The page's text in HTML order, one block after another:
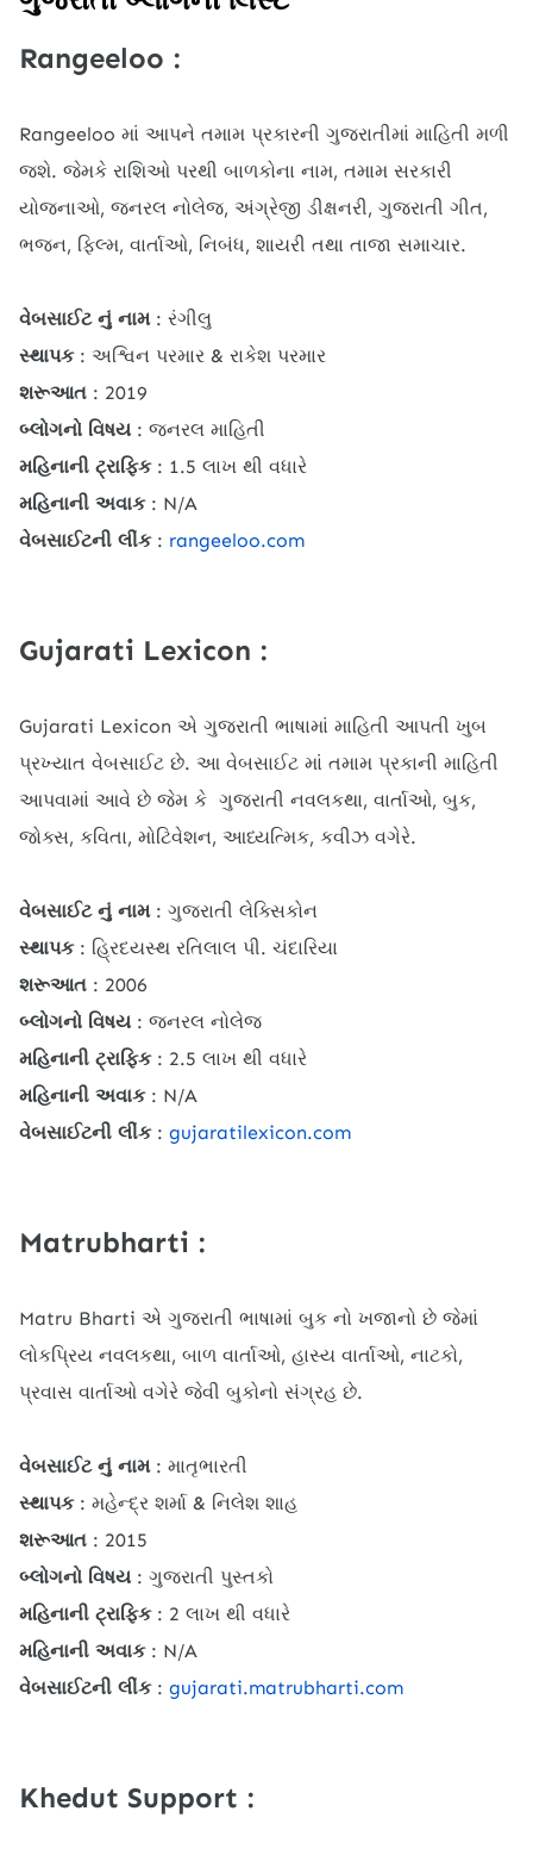
Rangeeloo :
Rangeeloo માં આપને તમામ પ્રકારની ગુજરાતીમાં માહિતી મળી
જશે. જેમકે રાશિઓ પરથી બાળકોના નામ, તમામ સરકારી
યોજનાઓ, જનરલ નોલેજ, અંગ્રેજી ડીક્ષનરી, ગુજરાતી ગીત,
ભજન, ફિલ્મ, વાર્તાઓ, નિબંધ, શાયરી તથા તાજા સમાચાર.
વેબસાઈટ નું નામ: રંગીલુ
સ્થાપક : અશ્વિન પરમાર & રાકેશ પરમાર
શરૂઆત : 2019
બ્લોગનો વિષય : જનરલ માહિતી
મહિનાની ટ્રાફિક: 1.5 લાખ થી વધારે
મહિનાની અવાક: N/A
વેબસાઈટની લીંક: rangeeloo.com
Gujarati Lexicon :
Gujarati Lexicon એ ગુજરાતી ભાષામાં માહિતી આપતી ખુબ
પ્રખ્યાત વેબસાઈટ છે. આ વેબસાઈટ માં તમામ પ્રકાની માહિતી
આપવામાં આવે છે જેમ કે ગુજરાતી નવલકથા, વાર્તાઓ, બુક,
જોક્સ, કવિતા, મોટિવેશન, આધ્યત્મિક, કવીઝ વગેરે.
વેબસાઈટ નું નામ: ગુજરાતી લેક્સિકોન
સ્થાપક: હ્રિદયસ્થ રતિલાલ પી. ચંદારિયા
શરૂઆત : 2006
બ્લોગનો વિષય : જનરલ નોલેજ
મહિનાની ટ્રાફિક: 2.5 લાખ થી વધારે
મહિનાની અવાક: N/A
વેબસાઈટની લીંક: gujaratilexicon.com
Matrubharti :
Matru Bharti એ ગુજરાતી ભાષામાં બુક નો ખજાનો છે જેમાં
લોકપ્રિય નવલકથા, બાળ વાર્તાઓ, હાસ્ય વાર્તાઓ, નાટકો,
પ્રવાસ વાર્તાઓ વગેરે જેવી બુકોનો સંગ્રહ છે.
વેબસાઈટ નું નામ: માતૃભારતી
સ્થાપક : મહેન્દ્ર શર્મા & નિલેશ શાહ
શરૂઆત : 2015
બ્લોગનો વિષય : ગુજરાતી પુસ્તકો
મહિનાની ટ્રાફિક: 2 લાખ થી વધારે
મહિનાની અવાક: N/A
વેબસાઈટની લીંક: gujarati.matrubharti.com
Khedut Support :